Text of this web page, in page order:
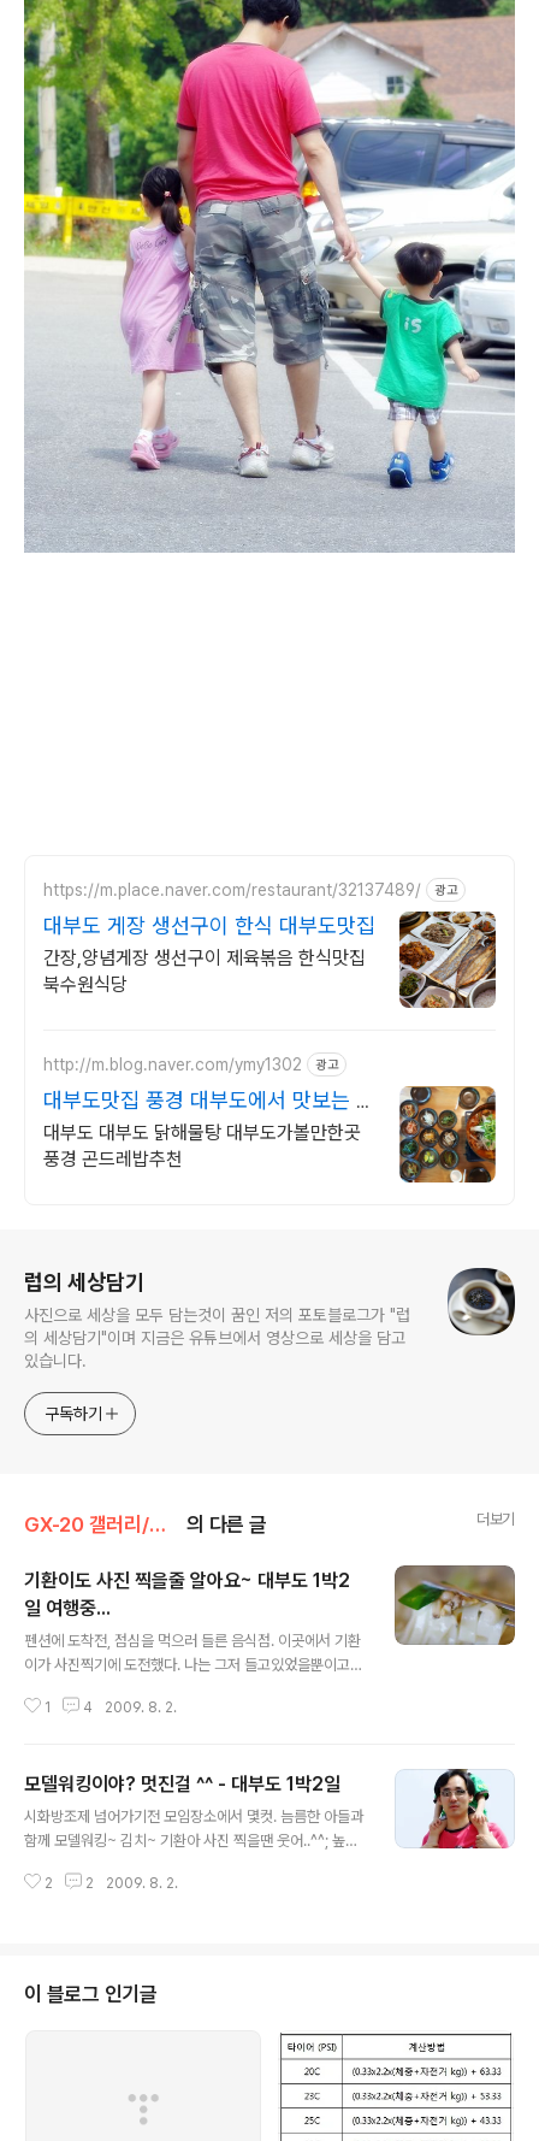
https://m.place.naver.com/restaurant/32137489/ 광고
대부도 게장 생선구이 한식 대부도맛집
간장,양념게장 생선구이 제육볶음 한식맛집
북수원식당
http://m.blog.naver.com/ymy1302 광고
대부도맛집 풍경 대부도에서 맛보는 닭
해물탕!
대부도 대부도 닭해물탕 대부도가볼만한곳
풍경 곤드레밥추천
럽의 세상담기
사진으로 세상을 모두 담는것이 꿈인 저의 포토블로그가 "럽
의 세상담기"이며 지금은 유튜브에서 영상으로 세상을 담고
있습니다.
구독하기
GX-20 갤러리/친구들 의 다른 글 더보기
기환이도 사진 찍을줄 알아요~ 대부도 1박2
일 여행중...
펜션에 도착전, 점심을 먹으러 들른 음식점. 이곳에서 기환
이가 사진찍기에 도전했다. 나는 그저 들고있었을뿐이고~
마하고는 너무 가까웠나보다..^^;; 다들 맛있게 먹고.. 나는
1 4 2009. 8. 2.
모델워킹이야? 멋진걸 ^^ - 대부도 1박2일
시화방조제 넘어가기전 모임장소에서 몇컷. 늠름한 아들과
함께 모델워킹~ 김치~ 기환아 사진 찍을땐 웃어..^^; 높은
예찬이 뭐 먹니~ 영화 조폭마누라가 생각난다...
2 2 2009. 8. 2.
이 블로그 인기글